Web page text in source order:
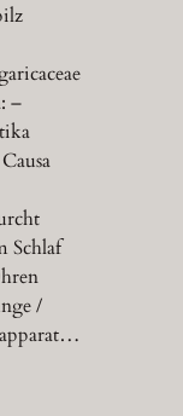
–
Schlaf
/